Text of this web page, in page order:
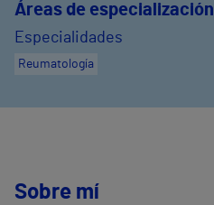
Áreas de especialización
Especialidades
Reumatología
Sobre mí